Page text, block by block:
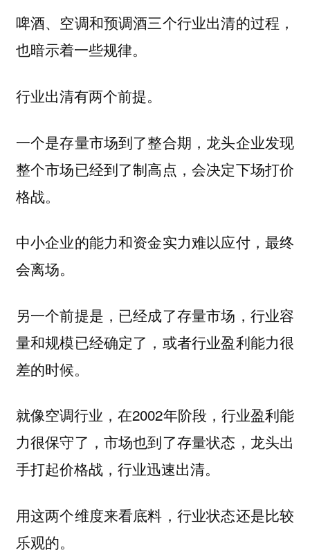
啤酒、空调和预调酒三个行业出清的过程，
也暗示着一些规律。
行业出清有两个前提。
一个是存量市场到了整合期，龙头企业发现
整个市场已经到了制高点，会决定下场打价
格战。
中小企业的能力和资金实力难以应付，最终
会离场。
另一个前提是，已经成了存量市场，行业容
量和规模已经确定了，或者行业盈利能力很
差的时候。
就像空调行业，在2002年阶段，行业盈利能
力很保守了，市场也到了存量状态，龙头出
手打起价格战，行业迅速出清。
用这两个维度来看底料，行业状态还是比较
乐观的。